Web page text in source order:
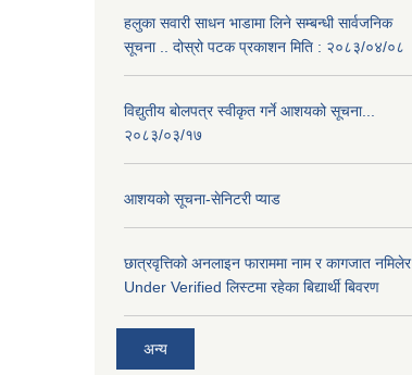
हलुका सवारी साधन भाडामा लिने सम्बन्धी सार्वजनिक
सूचना .. दोस्रो पटक प्रकाशन मिति : २०८३/०४/०८
विद्युतीय बोलपत्र स्वीकृत गर्ने आशयको सूचना...
२०८३/०३/१७
आशयको सूचना-सेनिटरी प्याड
छात्रवृत्तिको अनलाइन फाराममा नाम र कागजात नमिलेर
Under Verified लिस्टमा रहेका बिद्यार्थी बिवरण
अन्य